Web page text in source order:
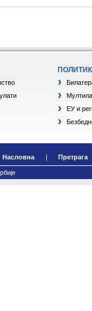
ЕУ и
Насловна Претрага